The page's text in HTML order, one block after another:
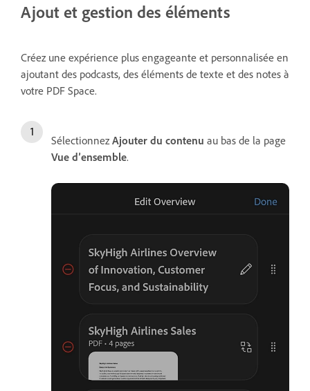
Ajout et gestion des éléments
Créez une expérience plus engageante et personnalisée en
ajoutant des podcasts, des éléments de texte et des notes à
votre PDF Space.
Sélectionnez Ajouter du contenu au bas de la page
Vue d’ensemble.